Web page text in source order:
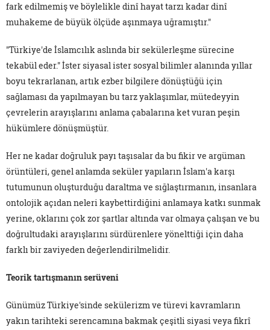
fark edilmemiş ve böylelikle dinî hayat tarzı kadar dinî
muhakeme de büyük ölçüde aşınmaya uğramıştır."
"Türkiye'de İslamcılık aslında bir sekülerleşme sürecine
tekabül eder." İster siyasal ister sosyal bilimler alanında yıllar
boyu tekrarlanan, artık ezber bilgilere dönüştüğü için
sağlaması da yapılmayan bu tarz yaklaşımlar, mütedeyyin
çevrelerin arayışlarını anlama çabalarına ket vuran peşin
hükümlere dönüşmüştür.
Her ne kadar doğruluk payı taşısalar da bu fikir ve argüman
örüntüleri, genel anlamda seküler yapıların İslam'a karşı
tutumunun oluşturduğu daraltma ve sığlaştırmanın, insanlara
ontolojik açıdan neleri kaybettirdiğini anlamaya katkı sunmak
yerine, oklarını çok zor şartlar altında var olmaya çalışan ve bu
doğrultudaki arayışlarını sürdürenlere yönelttiği için daha
farklı bir zaviyeden değerlendirilmelidir.
Teorik tartışmanın serüveni
Günümüz Türkiye'sinde sekülerizm ve türevi kavramların
yakın tarihteki serencamına bakmak çeşitli siyasi veya fikrî